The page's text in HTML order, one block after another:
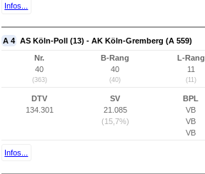
Infos...
A 4 AS Köln-Poll (13) - AK Köln-Gremberg (A 559)
Nr.
40
(363)
B-Rang
40
(40)
L-Rang
11
(11)
DTV
134.301
SV
21.085
(15,7%)
BPL
VB
VB
VB
Infos...